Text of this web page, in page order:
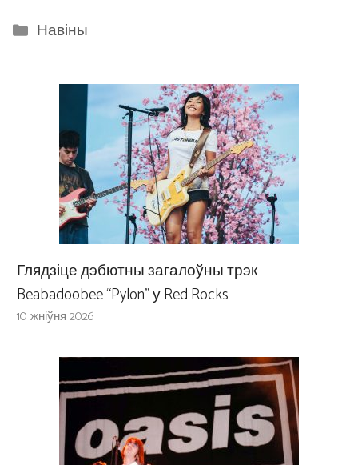
Categories
Навіны
Глядзіце дэбютны загалоўны трэк
Beabadoobee “Pylon” у Red Rocks
10 жніўня 2026